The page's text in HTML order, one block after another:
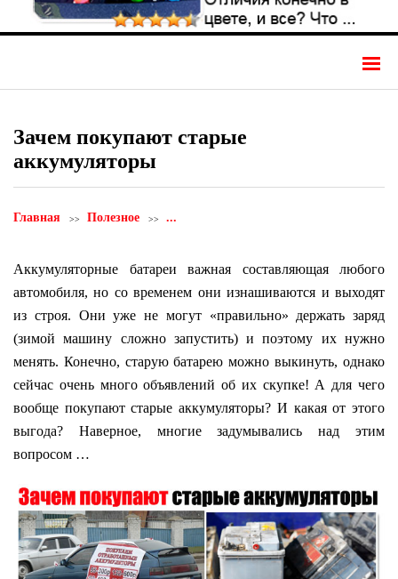
Зачем покупают старые
аккумуляторы
Главная Полезное ...
Аккумуляторные батареи важная составляющая любого
автомобиля, но со временем они изнашиваются и выходят
из строя. Они уже не могут «правильно» держать заряд
(зимой машину сложно запустить) и поэтому их нужно
менять. Конечно, старую батарею можно выкинуть, однако
сейчас очень много объявлений об их скупке! А для чего
вообще покупают старые аккумуляторы? И какая от этого
выгода? Наверное, многие задумывались над этим
вопросом …